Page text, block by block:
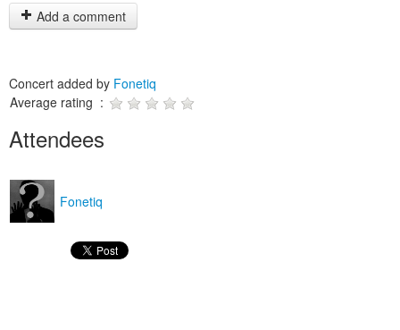
Add a comment
Concert added by Fonetiq
Average rating :
Attendees
Fonetiq